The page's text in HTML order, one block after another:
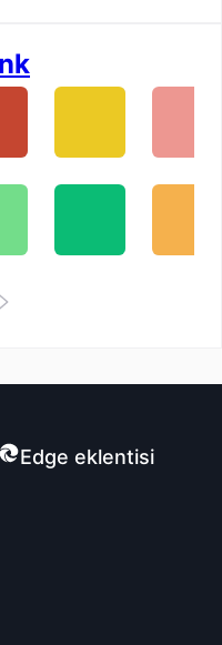
Edge eklentisi